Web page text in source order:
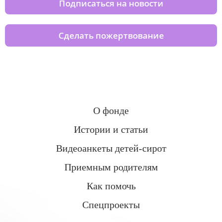
Подписаться на новости
Сделать пожертвование
О фонде
Истории и статьи
Видеоанкеты детей-сирот
Приемным родителям
Как помочь
Спецпроекты